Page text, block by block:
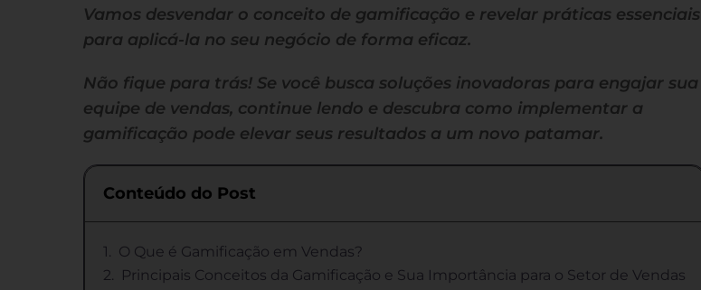
Vamos desvendar o conceito de gamificação e revelar práticas essenciais
para aplicá-la no seu negócio de forma eficaz.
Não fique para trás! Se você busca soluções inovadoras para engajar sua
equipe de vendas, continue lendo e descubra como implementar a
gamificação pode elevar seus resultados a um novo patamar.
Conteúdo do Post
O Que é Gamificação em Vendas?
Principais Conceitos da Gamificação e Sua Importância para o Setor de Vendas